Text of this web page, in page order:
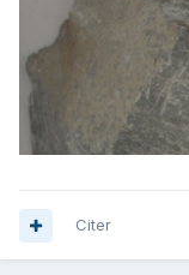
Citer